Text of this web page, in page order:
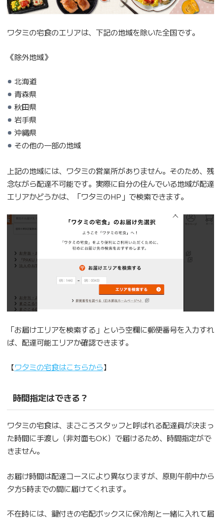
ワタミの宅食のエリアは、下記の地域を除いた全国です。
《除外地域》
北海道
青森県
秋田県
岩手県
沖縄県
その他の一部の地域
上記の地域には、ワタミの営業所がありません。そのため、残
念ながら配達不可能です。実際に自分の住んでいる地域が配達
エリアかどうかは、「ワタミのHP」で検索できます。
「お届けエリアを検索する」という空欄に郵便番号を入力すれ
ば、配達可能エリアか確認できます。
【ワタミの宅食はこちらから】
時間指定はできる？
ワタミの宅食は、まごころスタッフと呼ばれる配達員が決まっ
た時間に手渡し（非対面もOK）で届けるため、時間指定がで
きません。
お届け時間は配達コースにより異なりますが、原則午前中から
夕方5時までの間に届けてくれます。
不在時には、鍵付きの宅配ボックスに保冷剤と一緒に入れて届